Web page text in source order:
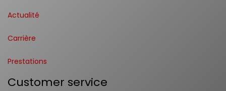
Actualité
Carrière
Prestations
Customer service